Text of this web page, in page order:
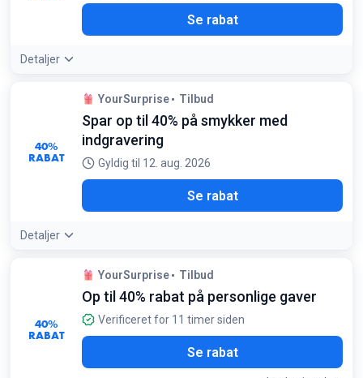
Se rabat
Detaljer
40%
RABAT
YourSurprise Tilbud
Spar op til 40% på smykker med
indgravering
Gyldig til 12. aug. 2026
Se rabat
Detaljer
40%
RABAT
YourSurprise Tilbud
Op til 40% rabat på personlige gaver
Verificeret for 11 timer siden
Se rabat